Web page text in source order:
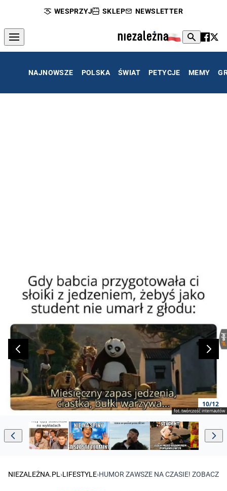
WESPRZYJ SKLEP NEWSLETTER
NAJNOWSZE POLSKA ŚWIAT PETYCJE MEMY
10/12
fot. twórczość internautów
NIEZALEŻNA.PL ›LIFESTYLE›HUMOR ZAWSZE NA CZASIE! ZOBACZ